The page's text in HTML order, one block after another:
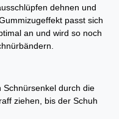
dehnen und
passt sich
an und wird so noch
Schnürsenkel durch die
ziehen, bis der Schuh